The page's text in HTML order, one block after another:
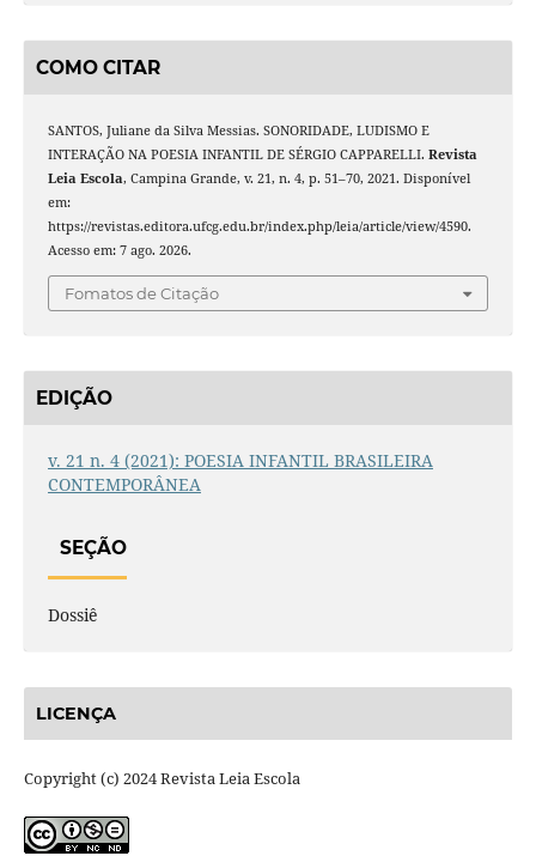
COMO CITAR
SANTOS, Juliane da Silva Messias. SONORIDADE, LUDISMO E
INTERAÇÃO NA POESIA INFANTIL DE SÉRGIO CAPPARELLI. Revista
Leia Escola, Campina Grande, v. 21, n. 4, p. 51–70, 2021. Disponível
em:
https://revistas.editora.ufcg.edu.br/index.php/leia/article/view/4590.
Acesso em: 7 ago. 2026.
Fomatos de Citação
EDIÇÃO
v. 21 n. 4 (2021): POESIA INFANTIL BRASILEIRA
CONTEMPORÂNEA
SEÇÃO
Dossiê
LICENÇA
Copyright (c) 2024 Revista Leia Escola